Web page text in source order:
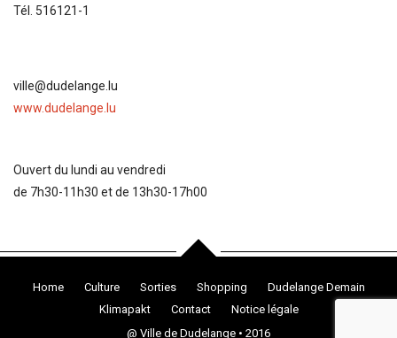
Tél. 516121-1
ville@dudelange.lu
www.dudelange.lu
Ouvert du lundi au vendredi
de 7h30-11h30 et de 13h30-17h00
Home Culture Sorties Shopping
Dudelange Demain
Klimapakt
Contact
Notice légale
@ Ville de Dudelange • 2016